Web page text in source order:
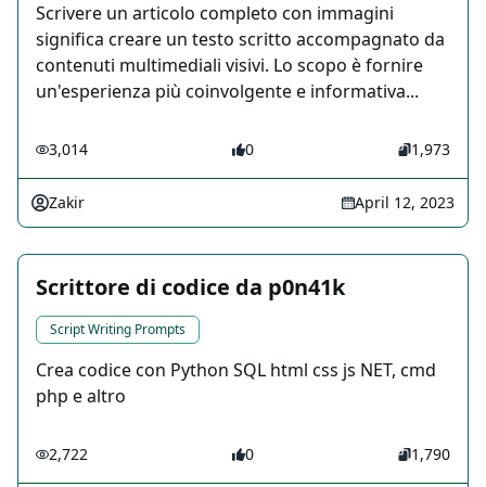
Scrivere un articolo completo con immagini
significa creare un testo scritto accompagnato da
contenuti multimediali visivi. Lo scopo è fornire
un'esperienza più coinvolgente e informativa...
3,014 0 1,973
Zakir April 12, 2023
Scrittore di codice da p0n41k
Script Writing Prompts
Crea codice con Python SQL html css js NET, cmd
php e altro
2,722 0 1,790